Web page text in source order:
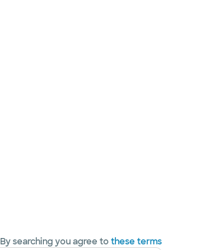
By searching you agree tothese terms